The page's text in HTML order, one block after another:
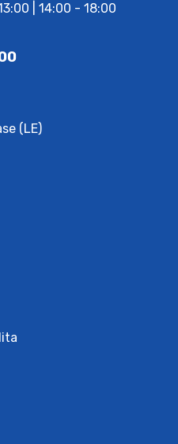
| 14:00 - 18:00
(LE)